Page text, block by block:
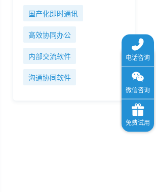
国产化即时通讯
高效协同办公
内部交流软件
沟通协同软件